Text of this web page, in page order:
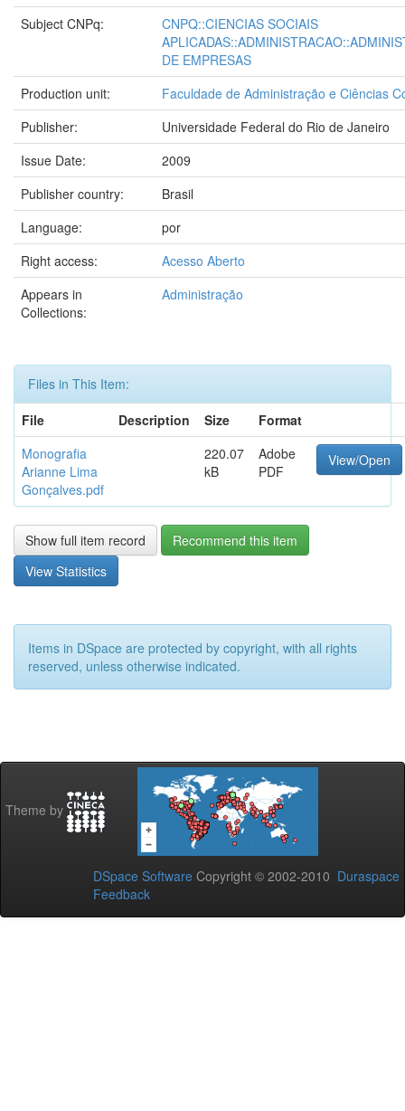
Subject CNPq:
CNPQ::CIENCIAS SOCIAIS
DE EMPRESAS
Production unit:
Faculdade de Administração e Ciências
Publisher:
Universidade Federal do Rio de Janeiro
Issue Date:
2009
Publisher country:
Brasil
Language:
por
Right access:
Acesso Aberto
Appears in
Collections:
Administração
Files in This Item:
File
Description Size
Format
Monografia
Arianne Lima
Gonçalves.pdf
220.07
kB
Adobe
PDF
View/Open
Show full item record
Recommend this item
View Statistics
Items in DSpace are protected by copyright, with all rights
reserved, unless otherwise indicated.
Theme by
DSpace Software Copyright © 2002-2010 Duraspace
Feedback